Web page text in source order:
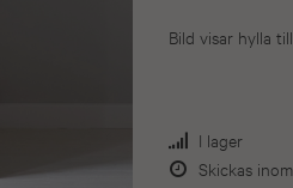
Bild visar hylla
I lager
Skickas